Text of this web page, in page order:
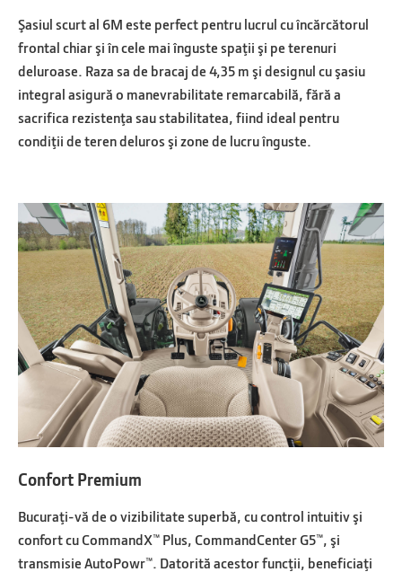
Şasiul scurt al 6M este perfect pentru lucrul cu încărcătorul
frontal chiar şi în cele mai înguste spaţii şi pe terenuri
deluroase. Raza sa de bracaj de 4,35 m şi designul cu şasiu
integral asigură o manevrabilitate remarcabilă, fără a
sacrifica rezistenţa sau stabilitatea, fiind ideal pentru
condiţii de teren deluros şi zone de lucru înguste.
Confort Premium
Bucuraţi-vă de o vizibilitate superbă, cu control intuitiv şi
confort cu CommandX™ Plus, CommandCenter G5™, şi
transmisie AutoPowr™. Datorită acestor funcţii, beneficiaţi